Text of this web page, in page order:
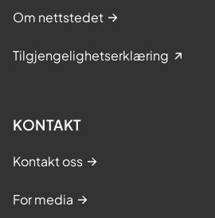
Om nettstedet
Tilgjengelighetserklæring
KONTAKT
Kontakt oss
For media